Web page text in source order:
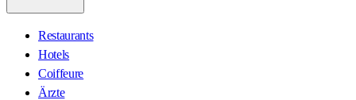
Restaurants
Hotels
Coiffeure
Ärzte